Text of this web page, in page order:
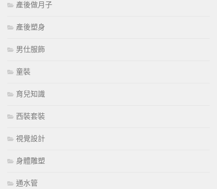
產後做月子
產後塑身
男仕服飾
童裝
育兒知識
西裝套裝
視覺設計
身體雕塑
通水管